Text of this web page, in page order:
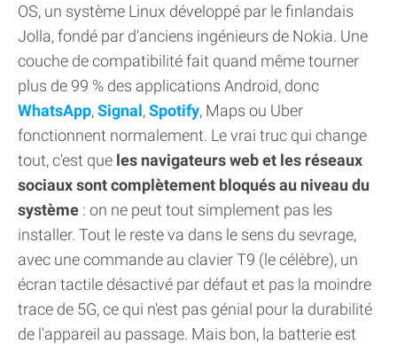
OS, un système Linux développé par le finlandais
Jolla, fondé par d'anciens ingénieurs de Nokia. Une
couche de compatibilité fait quand même tourner
plus de 99 % des applications Android, donc
WhatsApp,Signal,Spotify, Maps ou Uber
fonctionnent normalement. Le vrai truc qui change
tout, c'est que les navigateurs web et les réseaux
sociaux sont complètement bloqués au niveau du
système : on ne peut tout simplement pas les
installer. Tout le reste va dans le sens du sevrage,
avec une commande au clavier T9 (le célèbre), un
écran tactile désactivé par défaut et pas la moindre
trace de 5G, ce qui n'est pas génial pour la durabilité
de l'appareil au passage. Mais bon, la batterie est